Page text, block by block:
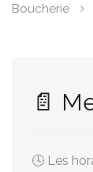
Boucherie
📄
🕓 Les